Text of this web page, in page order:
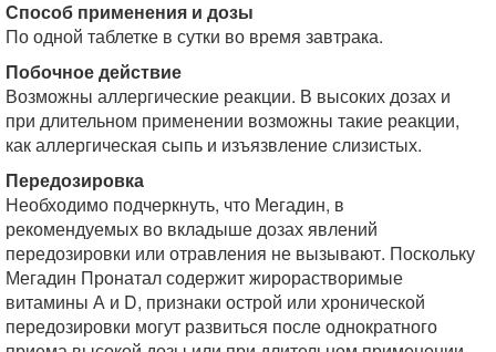
Способ применения и дозы
По одной таблетке в сутки во время завтрака.
Побочное действие
Возможны аллергические реакции. В высоких дозах и
при длительном применении возможны такие реакции,
как аллергическая сыпь и изъязвление слизистых.
Передозировка
Необходимо подчеркнуть, что Мегадин, в
рекомендуемых во вкладыше дозах явлений
передозировки или отравления не вызывают. Поскольку
Мегадин Пронатал содержит жирорастворимые
витамины А и D, признаки острой или хронической
передозировки могут развиться после однократного